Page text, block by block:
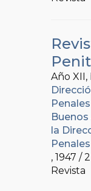
Año XII,
Penales
Buenos
la
Penales
, 1947 / 2
Revista